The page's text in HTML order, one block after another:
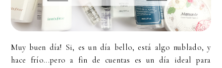
Muy buen día! Si, es un día bello, está algo nublado, y
hace frío...pero a fin de cuentas es un día ideal para